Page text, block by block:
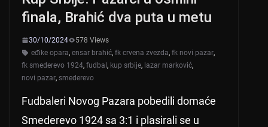
finala, Brahić dva puta u metu
30/10/2024
578 Views
eđike opara, ensar brahić, fk crvena zvezda, fk novi pazar,
fk smederevo 1924, fudbal, kup srbije, lazar marković,
novi pazar, smederevo
Fudbaleri Novog Pazara pobedili domaće
Smederevo 1924 sa 3:1 i plasirali se u